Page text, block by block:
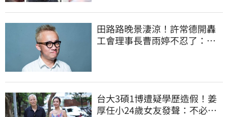
田路路晚景淒涼！許常德開轟
工會理事長曹雨婷不忍了：別
台大3碩1博遭疑學歷造假！姜
厚任小24歲女友發聲：不必證